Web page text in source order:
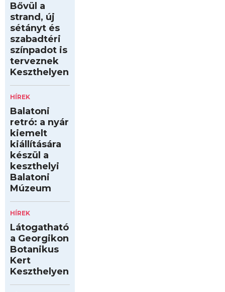
Bővül a
strand, új
sétányt és
szabadtéri
színpadot is
terveznek
Keszthelyen
HÍREK
Balatoni
retró: a nyár
kiemelt
kiállítására
készül a
keszthelyi
Balatoni
Múzeum
HÍREK
Látogatható
a Georgikon
Botanikus
Kert
Keszthelyen